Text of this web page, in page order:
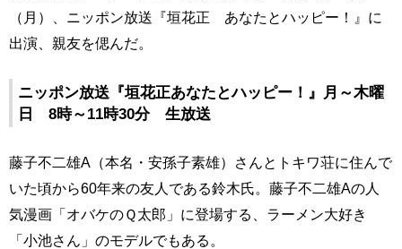
（月）、ニッポン放送『垣花正 あなたとハッピー！』に
出演、親友を偲んだ。
ニッポン放送『垣花正あなたとハッピー！』月～木曜
日 8時～11時30分 生放送
藤子不二雄A（本名・安孫子素雄）さんとトキワ荘に住んで
いた頃から60年来の友人である鈴木氏。藤子不二雄Aの人
気漫画「オバケのＱ太郎」に登場する、ラーメン大好き
「小池さん」のモデルでもある。